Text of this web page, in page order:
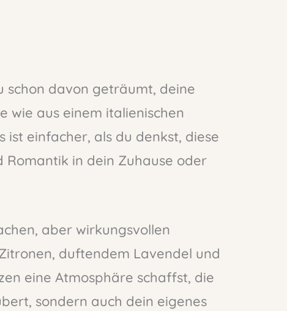
schon davon geträumt, deine
wie aus einem italienischen
ist einfacher, als du denkst, diese
in dein Zuhause oder
aber wirkungsvollen
duftendem Lavendel und
eine Atmosphäre schaffst, die
sondern auch dein eigenes